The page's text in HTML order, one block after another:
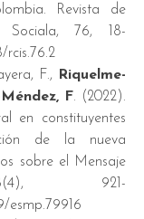
Revista de
Sociala, 76, 18-
rcis.76.2
F., Riquelme-
F. (2022).
en constituyentes
de la nueva
sobre el Mensaje
921-
esmp.79916